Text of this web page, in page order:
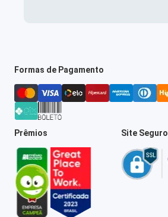
Formas de Pagamento
Prêmios Site Seguro